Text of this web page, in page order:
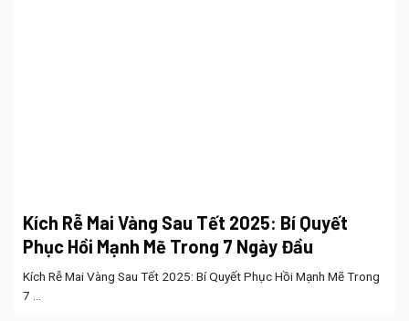
Kích Rễ Mai Vàng Sau Tết 2025: Bí Quyết
Phục Hồi Mạnh Mẽ Trong 7 Ngày Đầu
Kích Rễ Mai Vàng Sau Tết 2025: Bí Quyết Phục Hồi Mạnh Mẽ Trong
7 ...